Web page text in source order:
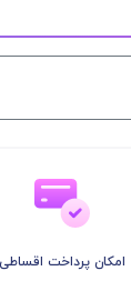
امکان پرداخت اقساطی